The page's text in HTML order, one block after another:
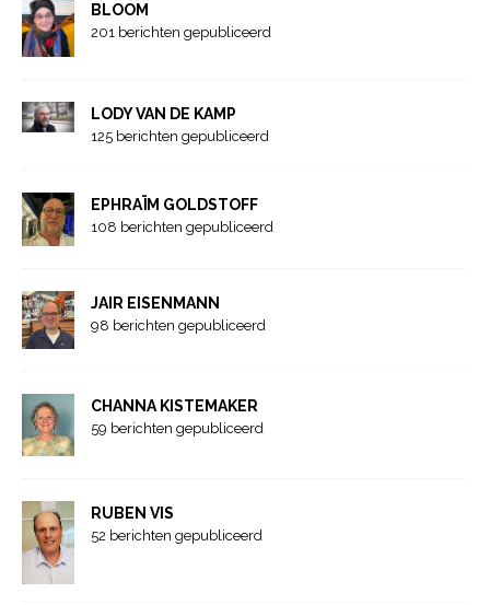
BLOOM
201 berichten gepubliceerd
LODY VAN DE KAMP
125 berichten gepubliceerd
EPHRAÏM GOLDSTOFF
108 berichten gepubliceerd
JAIR EISENMANN
98 berichten gepubliceerd
CHANNA KISTEMAKER
59 berichten gepubliceerd
RUBEN VIS
52 berichten gepubliceerd